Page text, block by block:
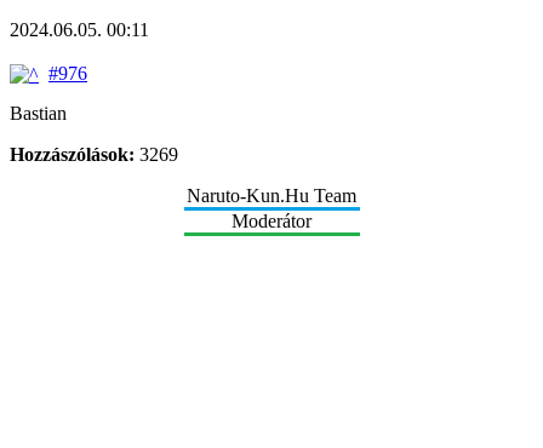
2024.06.05. 00:11
#976
Bastian
Hozzászólások: 3269
Naruto-Kun.Hu Team
Moderátor